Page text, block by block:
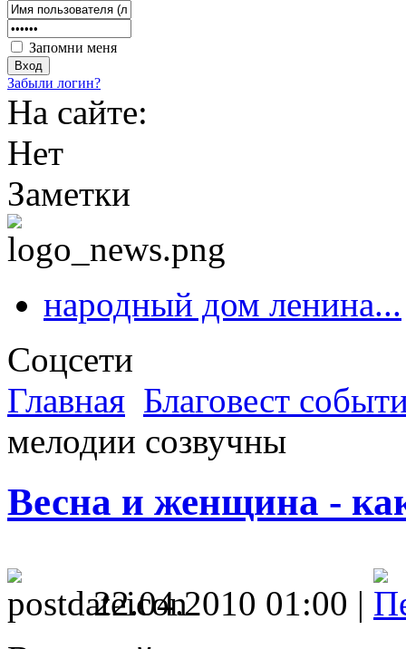
Запомни меня
Забыли логин?
На сайте:
Нет
Заметки
народный дом ленина...
Соцсети
Главная Благовест
мелодии созвучны
Весна и женщина -
22.04.2010 01:00 |